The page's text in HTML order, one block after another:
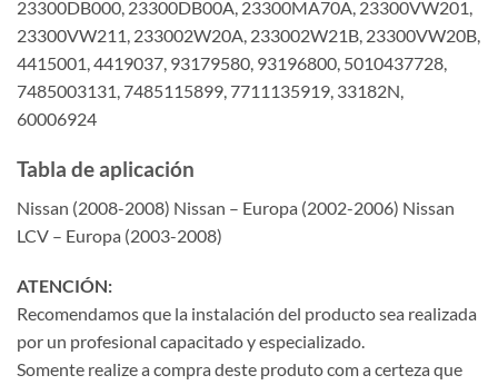
23300DB000, 23300DB00A, 23300MA70A, 23300VW201,
23300VW211, 233002W20A, 233002W21B, 23300VW20B,
4415001, 4419037, 93179580, 93196800, 5010437728,
7485003131, 7485115899, 7711135919, 33182N,
60006924
Tabla de aplicación
Nissan (2008-2008) Nissan – Europa (2002-2006) Nissan
LCV – Europa (2003-2008)
ATENCIÓN:
Recomendamos que la instalación del producto sea realizada
por un profesional capacitado y especializado.
Somente realize a compra deste produto com a certeza que